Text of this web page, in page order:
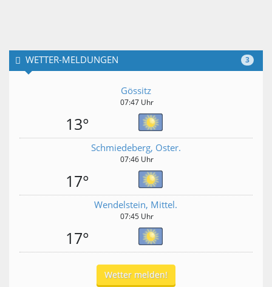
3
WETTER-MELDUNGEN
Gössitz
07:47 Uhr
13°
Schmiedeberg, Oster.
07:46 Uhr
17°
Wendelstein, Mittel.
07:45 Uhr
17°
Wetter melden!